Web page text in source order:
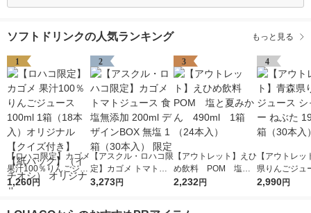
ソフトドリンクの人気ランキング もっと見る
1
【ロハコ限定】カゴメ
果汁100％りんごジュ
ース100ml 1箱（18本
1,260円
2
【アスクル・ロハコ限
定】カゴメ トマトジ
ュース 食塩無添加 20
3,273円
3
【アウトレット】えひ
め飲料 POM 塩と
夏みかん 490ml 1
2,232円
4
【アウトレッ
県りんごジュ
ャイニー ね
2,990円